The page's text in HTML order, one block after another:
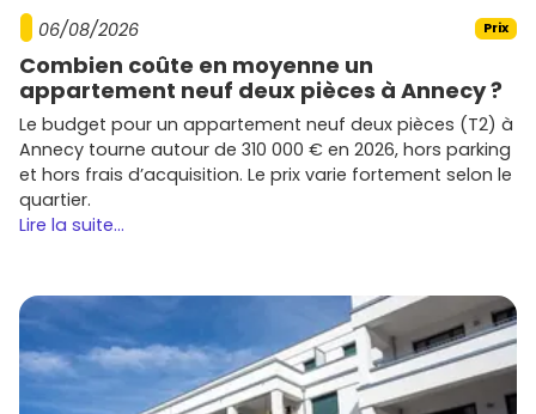
Nexity
Nexity développe des programmes variés, allant des
logements abordables pour primo-accédants aux biens
haut de gamme.
Cogedim
Réputé pour ses résidences de standing, Cogedim est un
Eiffage Immobilier
Avec des projets novateurs et durables, Eiffage
Immobilier mise sur des emplacements stratégiques et
des constructions de qualité.
06/08/2026 Prix
Combien coûte en moyenne un
appartement neuf deux pièces à Annecy ?
Le budget pour un appartement neuf deux pièces (T2) à
Annecy tourne autour de 310 000 € en 2026, hors parking
et hors frais d’acquisition. Le prix varie fortement selon le
quartier.
Lire la suite...